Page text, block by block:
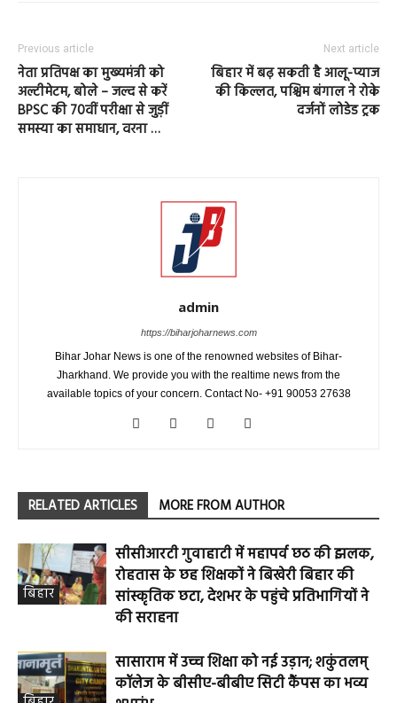
Previous article
नेता प्रतिपक्ष का मुख्यमंत्री को
अल्टीमेटम, बोले – जल्द से करें
BPSC की 70वीं परीक्षा से जुड़ीं
समस्या का समाधान, वरना …
Next article
बिहार में बढ़ सकती है आलू-प्याज
की किल्लत, पश्चिम बंगाल ने रोके
दर्जनों लोडेड ट्रक
admin
https://biharjoharnews.com
Bihar Johar News is one of the renowned websites of Bihar-
Jharkhand. We provide you with the realtime news from the
available topics of your concern. Contact No- +91 90053 27638
RELATED ARTICLES MORE FROM AUTHOR
बिहार
सीसीआरटी गुवाहाटी में महापर्व छठ की झलक,
रोहतास के छह शिक्षकों ने बिखेरी बिहार की
सांस्कृतिक छटा, देशभर के पहुंचे प्रतिभागियों ने
की सराहना
सासाराम में उच्च शिक्षा को नई उड़ान; शकुंतलम्
कॉलेज के बीसीए-बीबीए सिटी कैंपस का भव्य